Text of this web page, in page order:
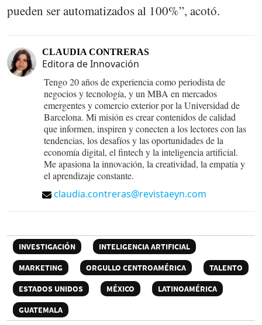
pueden ser automatizados al 100%”, acotó.
CLAUDIA CONTRERAS
Editora de Innovación
Tengo 20 años de experiencia como periodista de
negocios y tecnología, y un MBA en mercados
emergentes y comercio exterior por la Universidad de
Barcelona. Mi misión es crear contenidos de calidad
que informen, inspiren y conecten a los lectores con las
tendencias, los desafíos y las oportunidades de la
economía digital, el fintech y la inteligencia artificial.
Me apasiona la innovación, la creatividad, la empatía y
el aprendizaje constante.
claudia.contreras@revistaeyn.com
INVESTIGACIÓN
INTELIGENCIA ARTIFICIAL
MARKETING
ORGULLO CENTROAMÉRICA
TALENTO
ESTADOS UNIDOS
MÉXICO
LATINOAMÉRICA
GUATEMALA